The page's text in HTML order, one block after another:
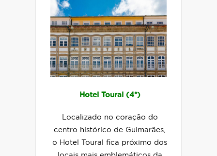
Hotel Toural (4*)
Localizado no coração do
centro histórico de Guimarães,
o Hotel Toural fica próximo dos